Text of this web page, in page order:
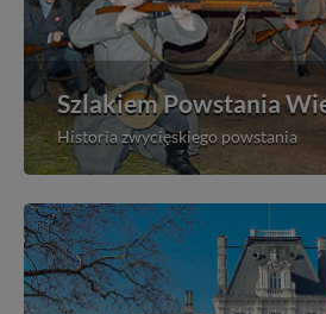
Szlakiem Powstania
Historia zwycięskiego powstania